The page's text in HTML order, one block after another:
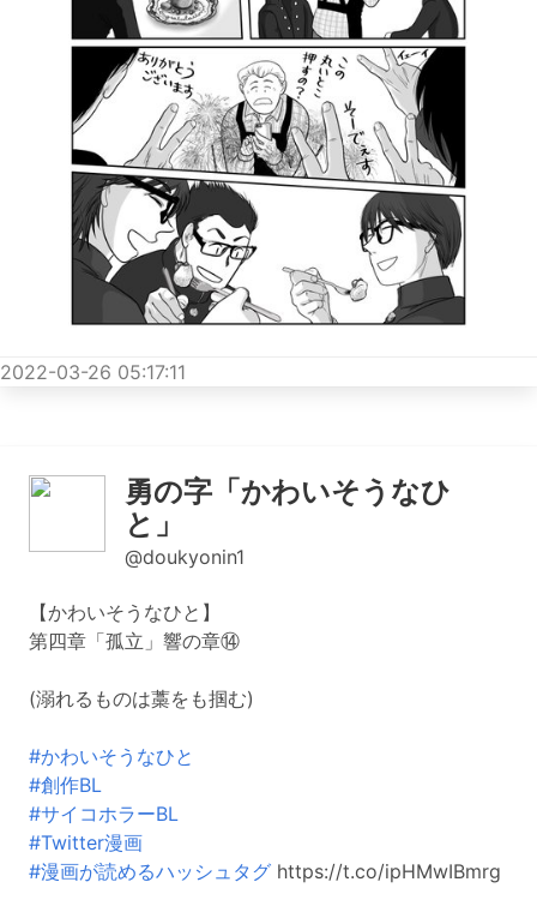
2022-03-26 05:17:11
勇の字「かわいそうなひ
と」
@doukyonin1
【かわいそうなひと】
第四章「孤立」響の章⑭
(溺れるものは藁をも掴む)
#かわいそうなひと
#創作BL
#サイコホラーBL
#Twitter漫画
#漫画が読めるハッシュタグ https://t.co/ipHMwIBmrg